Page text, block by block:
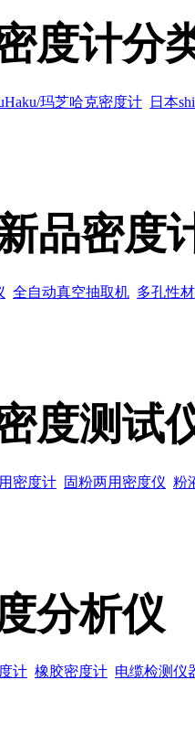
度计分
玛芝哈克密度计 日本
品密度
全自动真空抽取机 多孔性
度测试
密度计 固粉两用密度仪 粉
分析仪
计 橡胶密度计 电缆检测仪